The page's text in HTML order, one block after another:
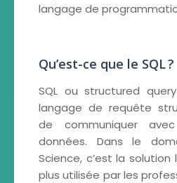
langage de
Qu’est-ce que le SQL ?
SQL ou structured
langage de requête
de communiquer
données. Dans le
Science, c’est la
plus utilisée par les